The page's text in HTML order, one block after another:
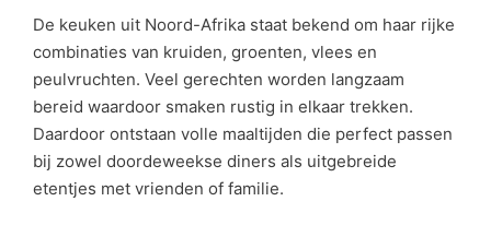
De keuken uit Noord-Afrika staat bekend om haar rijke
combinaties van kruiden, groenten, vlees en
peulvruchten. Veel gerechten worden langzaam
bereid waardoor smaken rustig in elkaar trekken.
Daardoor ontstaan volle maaltijden die perfect passen
bij zowel doordeweekse diners als uitgebreide
etentjes met vrienden of familie.